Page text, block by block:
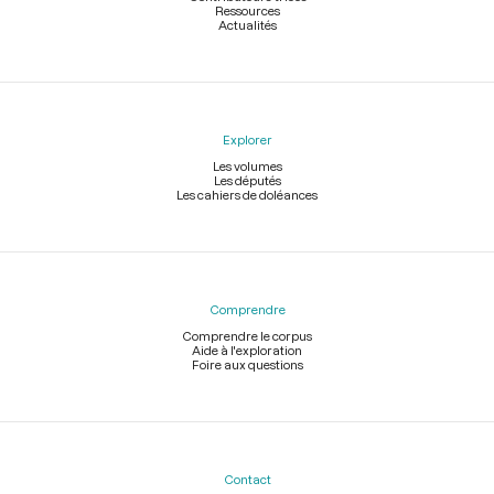
Ressources
Actualités
Explorer
Les volumes
Les députés
Les cahiers de doléances
Comprendre
Comprendre le corpus
Aide à l'exploration
Foire aux questions
Contact